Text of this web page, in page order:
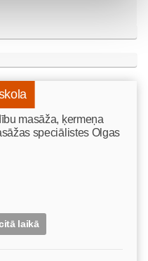
masāža, ķermeņa
speciālistes Olgas
laikā